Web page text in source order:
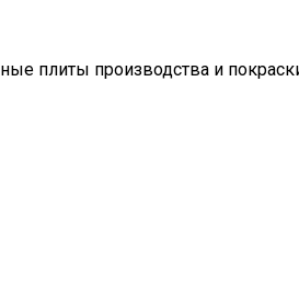
плиты производства и